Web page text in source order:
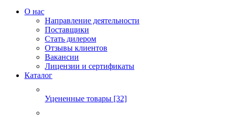
О нас
Направление деятельности
Поставщики
Стать дилером
Отзывы клиентов
Вакансии
Лицензии и сертификаты
Каталог
Уцененные товары [32]